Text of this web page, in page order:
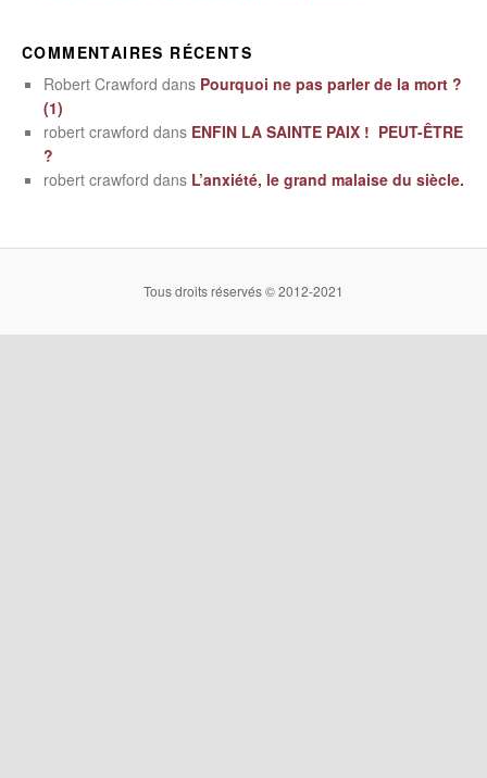
COMMENTAIRES RÉCENTS
Robert Crawford dans Pourquoi ne pas parler de la mort ?
(1)
robert crawford dans ENFIN LA SAINTE PAIX ! PEUT-ÊTRE
?
robert crawford dans L’anxiété, le grand malaise du siècle.
Tous droits réservés © 2012-2021